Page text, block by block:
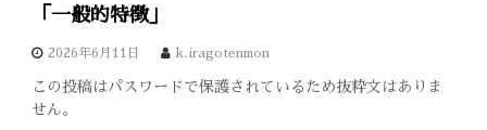
文
ク
に
う
ぞ
「一般的特徴」
2026年6月11日 k.iragotenmon
この投稿はパスワードで保護されているため抜粋文はありま
せん。